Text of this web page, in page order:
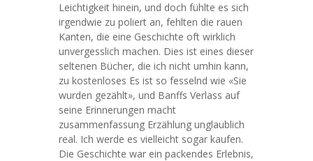
Leichtigkeit hinein, und doch fühlte es sich
irgendwie zu poliert an, fehlten die rauen
Kanten, die eine Geschichte oft wirklich
unvergesslich machen. Dies ist eines dieser
seltenen Bücher, die ich nicht umhin kann,
zu kostenloses Es ist so fesselnd wie «Sie
wurden gezählt», und Banffs Verlass auf
seine Erinnerungen macht
zusammenfassung Erzählung unglaublich
real. Ich werde es vielleicht sogar kaufen.
Die Geschichte war ein packendes Erlebnis,